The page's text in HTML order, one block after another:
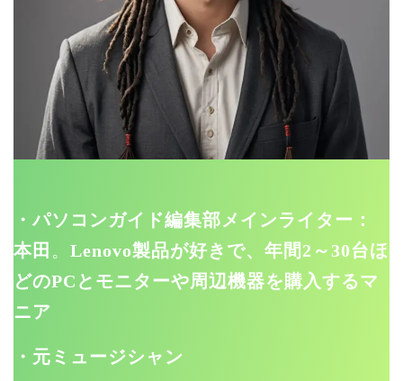
・パソコンガイド編集部メインライター：
本田 。 Lenovo製品が好きで、年間2～30台ほ
どのPCとモニターや周辺機器を購入するマ
ニア
・元ミュージシャン